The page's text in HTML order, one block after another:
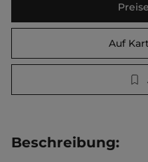
Auf
Beschreibung: